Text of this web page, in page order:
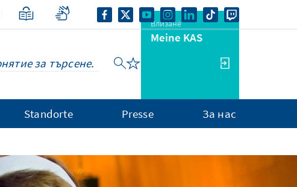
Влизане
Meine KAS
Standorte Presse За нас